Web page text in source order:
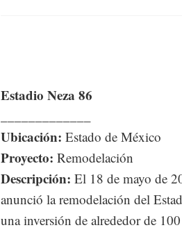
Estadio Neza 86
Ubicación: Estado de México
Proyecto: Remodelación
Descripción: El 18 de mayo de
anunció la remodelación del
una inversión de alrededor de